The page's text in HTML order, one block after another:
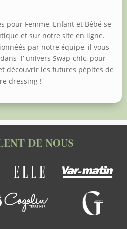
pour Femme, Enfant et Bébé se
et sur notre site en ligne.
par notre équipe, il vous
l’ univers Swap-chic, pour
découvrir les futures pépites de
dressing !
DE NOUS